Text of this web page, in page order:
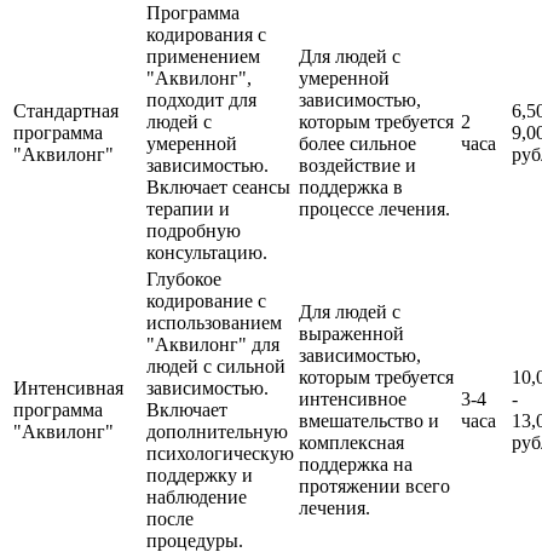
Стандартная
программа
"Аквилонг"
Программа
кодирования с
применением
"Аквилонг",
подходит для
людей с
умеренной
зависимостью.
Включает сеансы
терапии и
подробную
консультацию.
Для людей с
умеренной
зависимостью,
которым требуется
более сильное
воздействие и
поддержка в
процессе лечения.
2
часа
Интенсивная
программа
"Аквилонг"
Глубокое
кодирование с
использованием
"Аквилонг" для
людей с сильной
зависимостью.
Включает
дополнительную
психологическую
поддержку и
наблюдение
после
процедуры.
Для людей с
выраженной
зависимостью,
которым требуется
интенсивное
вмешательство и
комплексная
поддержка на
протяжении всего
лечения.
3-4
часа
-